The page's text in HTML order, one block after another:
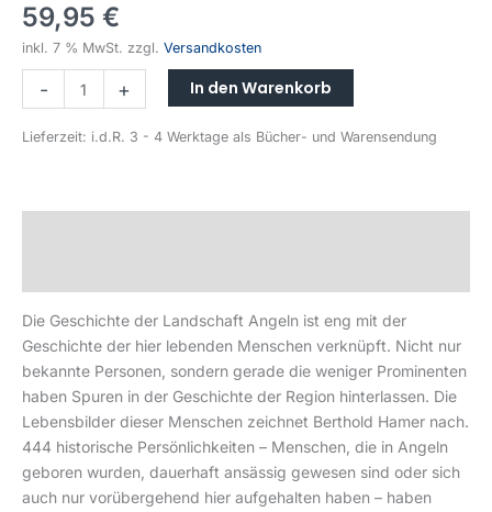
59,95 €
inkl. 7 % MwSt. zzgl. Versandkosten
- + In den Warenkorb
Lieferzeit: i.d.R. 3 - 4 Werktage als Bücher- und Warensendung
Die Geschichte der Landschaft Angeln ist eng mit der
Geschichte der hier lebenden Menschen verknüpft. Nicht nur
bekannte Personen, sondern gerade die weniger Prominenten
haben Spuren in der Geschichte der Region hinterlassen. Die
Lebensbilder dieser Menschen zeichnet Berthold Hamer nach.
444 historische Persönlichkeiten – Menschen, die in Angeln
geboren wurden, dauerhaft ansässig gewesen sind oder sich
auch nur vorübergehend hier aufgehalten haben – haben